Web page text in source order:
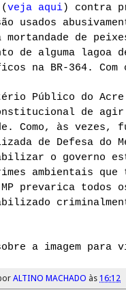
(veja aqui) contra
usados
mortandade de
de alguma
na BR-364. Com
Público do
de agir
Como, às vezes,
de Defesa do
o governo
ambientais
prevarica todos
a imagem para
ALTINO MACHADO às 16:12